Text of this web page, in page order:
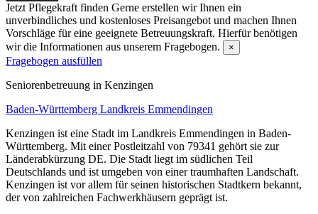
Jetzt Pflegekraft finden Gerne erstellen wir Ihnen ein
unverbindliches und kostenloses Preisangebot und machen Ihnen
Vorschläge für eine geeignete Betreuungskraft. Hierfür benötigen
wir die Informationen aus unserem Fragebogen.
×
Fragebogen ausfüllen
Senioren­betreuung in Kenzingen
Baden-Württemberg Landkreis Emmendingen
Kenzingen ist eine Stadt im Landkreis Emmendingen in Baden-
Württemberg. Mit einer Postleitzahl von 79341 gehört sie zur
Länderabkürzung DE. Die Stadt liegt im südlichen Teil
Deutschlands und ist umgeben von einer traumhaften Landschaft.
Kenzingen ist vor allem für seinen historischen Stadtkern bekannt,
der von zahlreichen Fachwerkhäusern geprägt ist.